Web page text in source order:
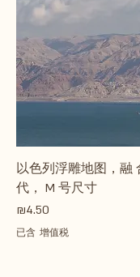
以色列浮雕地图，融
代， M 号尺寸
價格
₪4.50
已含 增值税